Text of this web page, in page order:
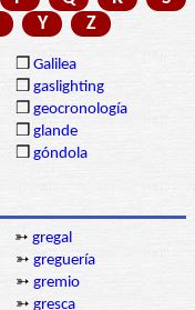
Y Z
❒ Galilea
❒ gaslighting
❒ geocronología
❒ glande
❒ góndola
➳ gregal
➳ greguería
➳ gremio
➳ gresca